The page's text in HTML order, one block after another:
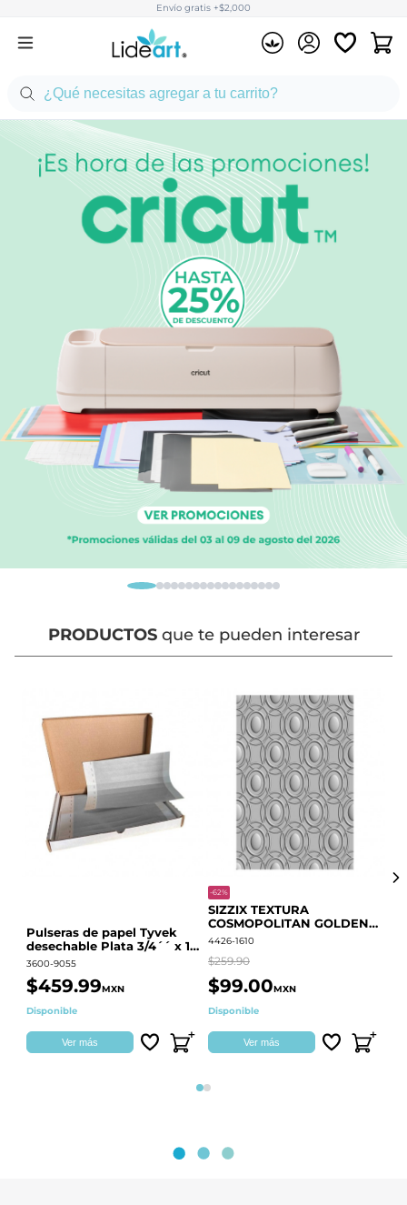
Envío gratis +$2,000
PRODUCTOSque te pueden interesar
Pulseras de papel Tyvek
desechable Plata 3/4´´ x 10
´´
3600-9055
$459.99MXN
Disponible
Ver más
-62%
SIZZIX TEXTURA
COSMOPOLITAN GOLDEN
RINGS S.PARK 666700
4426-1610
$259.90
$99.00MXN
Disponible
Ver más
Página 1
Página 2